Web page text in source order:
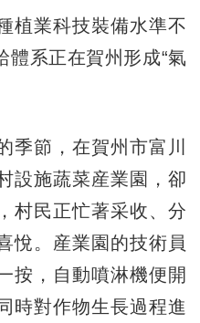
業科技裝備水準不
體系正在賀州形成“氣
節，在賀州市富川
設施蔬菜産業園，卻
村民正忙著采收、分
悅。産業園的技術員
按，自動噴淋機便開
時對作物生長過程進